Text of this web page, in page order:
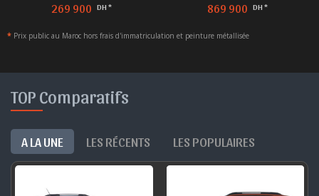
269 900 DH *
869 900 DH *
* Prix public au Maroc hors frais d'immatriculation et peinture métallisée
TOP Comparatifs
A LA UNE LES RÉCENTS LES POPULAIRES